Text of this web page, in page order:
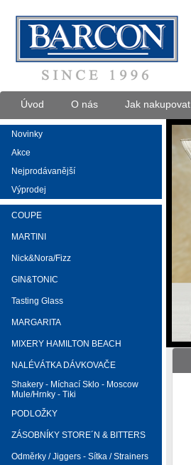
Úvod O nás Jak nakupovat
Novinky
Akce
Nejprodávanější
Výprodej
COUPE
MARTINI
Nick&Nora/Fizz
GIN&TONIC
Tasting Glass
MARGARITA
MIXERY HAMILTON BEACH
NALÉVÁTKA DÁVKOVAČE
Shakery - Míchací Sklo - Moscow
Mule/Hrnky - Tiki
PODLOŽKY
ZÁSOBNÍKY STORE´N & BITTERS
Odměrky / Jiggers - Sítka / Strainers